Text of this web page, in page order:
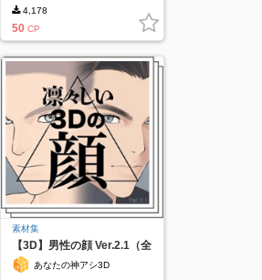
4,178
50 CP
素材集
【3D】男性の顔 Ver.2.1（全
２種）あなたの神アシ3D